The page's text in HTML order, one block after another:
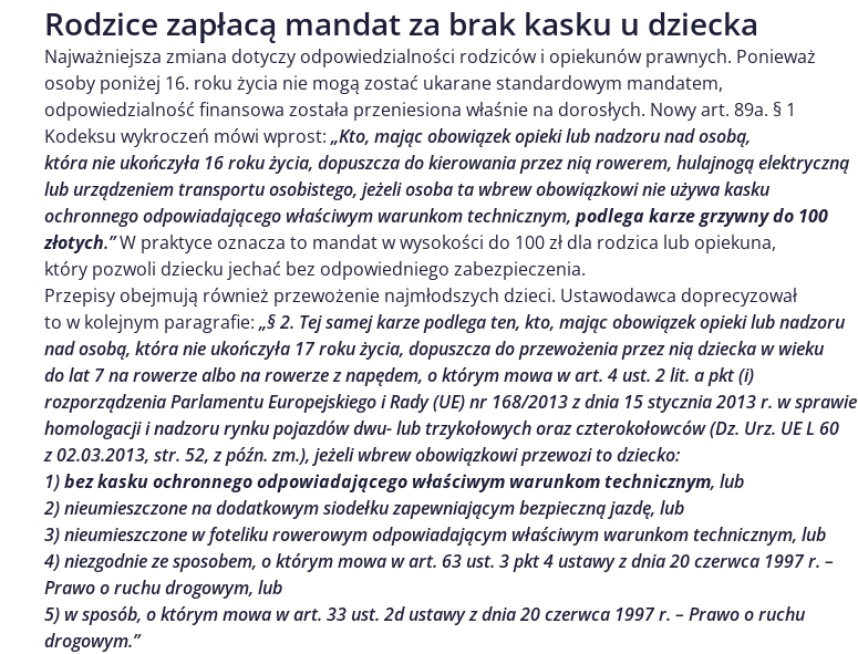
Rodzice zapłacą mandat za brak kasku u dziecka
Najważniejsza zmiana dotyczy odpowiedzialności rodziców i opiekunów prawnych. Ponieważ
osoby poniżej 16. roku życia nie mogą zostać ukarane standardowym mandatem,
odpowiedzialność finansowa została przeniesiona właśnie na dorosłych. Nowy art. 89a. § 1
Kodeksu wykroczeń mówi wprost: „Kto, mając obowiązek opieki lub nadzoru nad osobą,
która nie ukończyła 16 roku życia, dopuszcza do kierowania przez nią rowerem, hulajnogą elektryczną
lub urządzeniem transportu osobistego, jeżeli osoba ta wbrew obowiązkowi nie używa kasku
ochronnego odpowiadającego właściwym warunkom technicznym, podlega karze grzywny do 100
złotych.”W praktyce oznacza to mandat w wysokości do 100 zł dla rodzica lub opiekuna,
który pozwoli dziecku jechać bez odpowiedniego zabezpieczenia.
Przepisy obejmują również przewożenie najmłodszych dzieci. Ustawodawca doprecyzował
to w kolejnym paragrafie: „§ 2. Tej samej karze podlega ten, kto, mając obowiązek opieki lub nadzoru
nad osobą, która nie ukończyła 17 roku życia, dopuszcza do przewożenia przez nią dziecka w wieku
do lat 7 na rowerze albo na rowerze z napędem, o którym mowa w art. 4 ust. 2 lit. a pkt (i)
rozporządzenia Parlamentu Europejskiego i Rady (UE) nr 168/2013 z dnia 15 stycznia 2013 r. w sprawie
homologacji i nadzoru rynku pojazdów dwu- lub trzykołowych oraz czterokołowców (Dz. Urz. UE L 60
z 02.03.2013, str. 52, z późn. zm.), jeżeli wbrew obowiązkowi przewozi to dziecko:
1)bez kasku ochronnego odpowiadającego właściwym warunkom technicznym, lub
2) nieumieszczone na dodatkowym siodełku zapewniającym bezpieczną jazdę, lub
3) nieumieszczone w foteliku rowerowym odpowiadającym właściwym warunkom technicznym, lub
4) niezgodnie ze sposobem, o którym mowa w art. 63 ust. 3 pkt 4 ustawy z dnia 20 czerwca 1997 r. –
Prawo o ruchu drogowym, lub
5) w sposób, o którym mowa w art. 33 ust. 2d ustawy z dnia 20 czerwca 1997 r. – Prawo o ruchu
drogowym.”